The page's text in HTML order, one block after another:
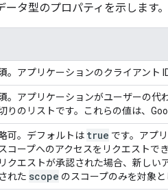
ータ型のプロパティを示します。
。 アプリケーションのクライアント
。 アプリケーションがユーザーの代
りのリストです。これらの値は、
可。デフォルトは true です。アプ
コープへのアクセスをリクエストで
クエストが承認された場合、新しい
れた scope のスコープのみを対象と